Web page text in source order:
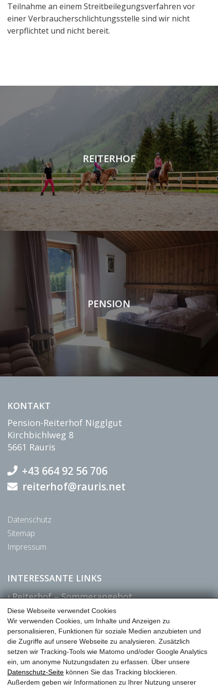
Teilnahme an einem Streitbeilegungsverfahren vor
einer Verbraucherschlichtungsstelle sind wir nicht
verpflichtet und nicht bereit.
REITERHOF
PENSION
KONTAKT
Pension-Reiterhof Nigglgut
Kirchbichlweg 8
5661 Rauris
+43 664 92 56 706
reiterhof@rauris.net
Datenschutz
Sitemap
Impressum
INTERESSANTE LINKS
Reiterhof – Sommerangebot
ANREISE & LAGE
Diese Webseite verwendet Cookies
Wir verwenden Cookies, um Inhalte und Anzeigen zu
personalisieren, Funktionen für soziale Medien anzubieten und
die Zugriffe auf unsere Webseite zu analysieren. Zusätzlich
setzen wir Tracking-Tools wie Matomo und/oder Google Analytics
ein, um anonyme Nutzungsdaten zu erfassen. Über unsere
Datenschutz-Seite können Sie das Tracking blockieren.
Außerdem geben wir Informationen zu Ihrer Nutzung unserer